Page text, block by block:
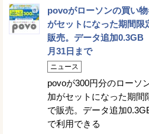
povoがローソンの買い
がセットになった期間限
販売。データ追加0.3GB
月31日まで
ニュース
povoが300円分のローソ
加がセットになった期間
で販売。データ追加
で利用できる